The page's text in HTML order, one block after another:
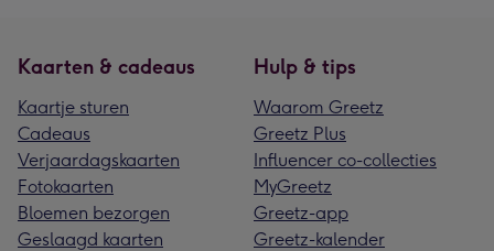
Kaarten & cadeaus
Kaartje sturen
Cadeaus
Verjaardagskaarten
Fotokaarten
Bloemen bezorgen
Geslaagd kaarten
Hulp & tips
Waarom Greetz
Greetz Plus
Influencer co-collecties
MyGreetz
Greetz-app
Greetz-kalender